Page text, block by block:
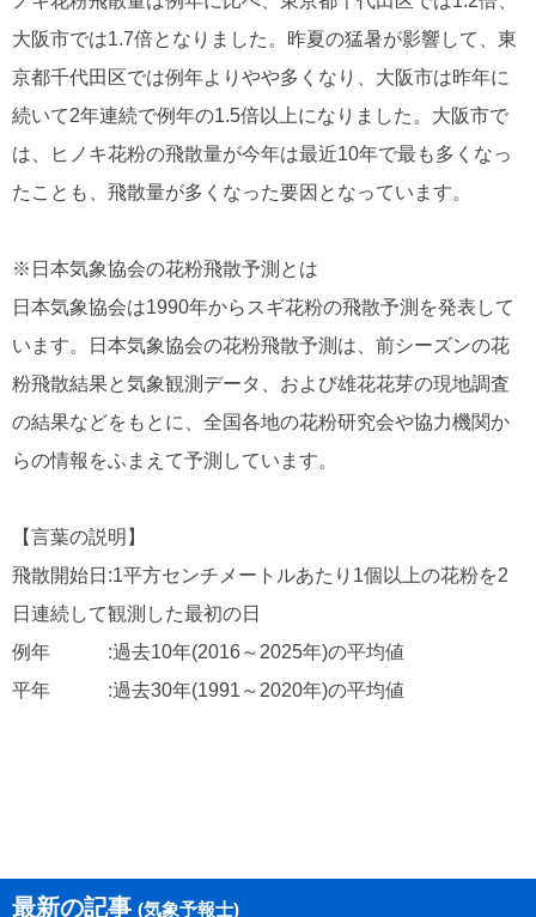
大阪市では1.7倍となりました。昨夏の猛暑が影響して、東
京都千代田区では例年よりやや多くなり、大阪市は昨年に
続いて2年連続で例年の1.5倍以上になりました。大阪市で
は、ヒノキ花粉の飛散量が今年は最近10年で最も多くなっ
たことも、飛散量が多くなった要因となっています。
※日本気象協会の花粉飛散予測とは
日本気象協会は1990年からスギ花粉の飛散予測を発表して
います。日本気象協会の花粉飛散予測は、前シーズンの花
粉飛散結果と気象観測データ、および雄花花芽の現地調査
の結果などをもとに、全国各地の花粉研究会や協力機関か
らの情報をふまえて予測しています。
【言葉の説明】
飛散開始日:1平方センチメートルあたり1個以上の花粉を2
日連続して観測した最初の日
例年 :過去10年(2016～2025年)の平均値
平年 :過去30年(1991～2020年)の平均値
最新の記事 (気象予報士)